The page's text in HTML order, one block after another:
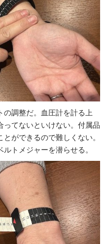
の調整だ。血圧計を計る上
ってないといけない。付属品
ができるので難しくない。
トメジャーを潜らせる。